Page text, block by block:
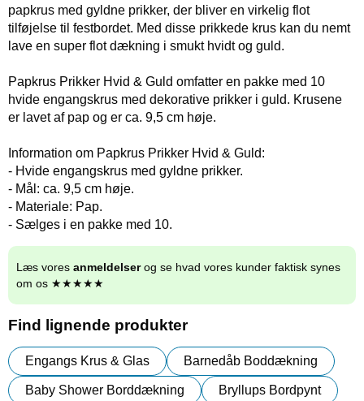
papkrus med gyldne prikker, der bliver en virkelig flot
tilføjelse til festbordet. Med disse prikkede krus kan du nemt
lave en super flot dækning i smukt hvidt og guld.
Papkrus Prikker Hvid & Guld omfatter en pakke med 10
hvide engangskrus med dekorative prikker i guld. Krusene
er lavet af pap og er ca. 9,5 cm høje.
Information om Papkrus Prikker Hvid & Guld:
- Hvide engangskrus med gyldne prikker.
- Mål: ca. 9,5 cm høje.
- Materiale: Pap.
- Sælges i en pakke med 10.
Læs vores anmeldelserog se hvad vores kunder faktisk synes
om os ★★★★★
Find lignende produkter
Engangs Krus & Glas Barnedåb Boddækning
Baby Shower Borddækning Bryllups Bordpynt